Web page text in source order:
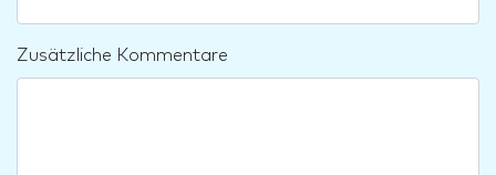
Zusätzliche Kommentare